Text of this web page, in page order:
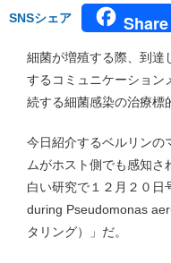
SNSシェア Share
細菌が増殖する際、到達
するコミュニケーション
続する細菌感染の治療標
今日紹介するベルリンの
ムがホスト側でも感知
白い研究で１２月２０
during Pseudomonas
タリング）」だ。